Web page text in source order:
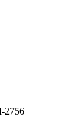
2756